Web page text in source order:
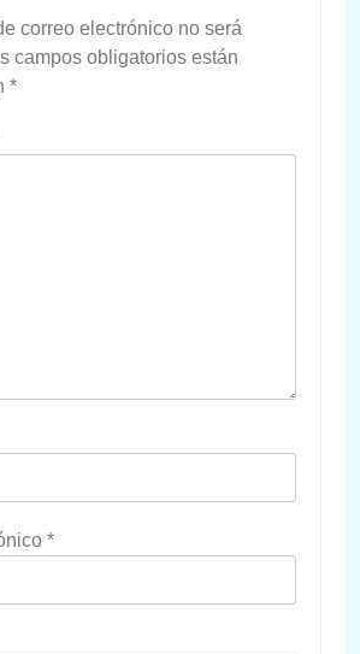
correo electrónico no será
campos obligatorios están
*
*